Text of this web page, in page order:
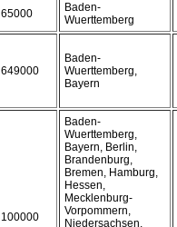
65000
Baden-
Wuerttemberg
649000
Baden-
Wuerttemberg,
Bayern
100000
Baden-
Wuerttemberg,
Bayern, Berlin,
Brandenburg,
Bremen, Hamburg,
Hessen,
Mecklenburg-
Vorpommern,
Niedersachsen,